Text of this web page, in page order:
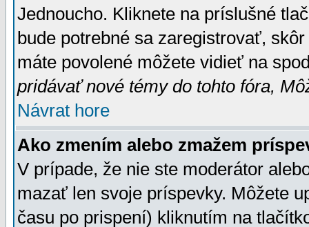
Jednoucho. Kliknete na príslušné
bude potrebné sa zaregistrovať,
máte povolené môžete vidieť na
pridávať nové témy do tohto fóra,
Návrat hore
Ako zmením alebo zmažem
V prípade, že nie ste moderátor
mazať len svoje príspevky. Môžete
času po prispení) kliknutím na